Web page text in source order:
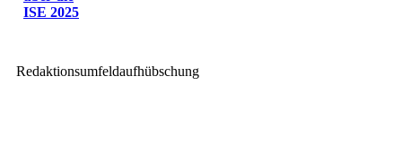
ISE 2025
Redaktionsumfeldaufhübschung